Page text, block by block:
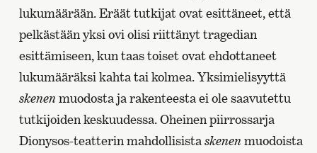
lukumäärään. Eräät tutkijat ovat esittäneet, että
pelkästään yksi ovi olisi riittänyt tragedian
esittämiseen, kun taas toiset ovat ehdottaneet
lukumääräksi kahta tai kolmea. Yksimielisyyttä
skenenmuodosta ja rakenteesta ei ole saavutettu
tutkijoiden keskuudessa. Oheinen piirrossarja
Dionysos-teatterin mahdollisistaskenenmuodoista